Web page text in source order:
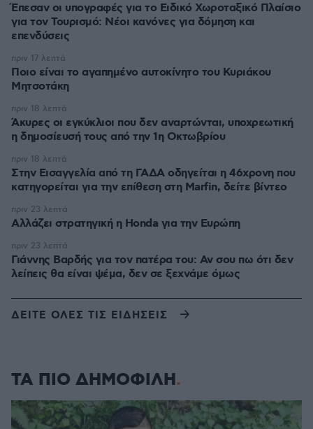
Έπεσαν οι υπογραφές για το Ειδικό Χωροταξικό Πλαίσιο
για τον Τουρισμό: Νέοι κανόνες για δόμηση και
επενδύσεις
Ποιο είναι το αγαπημένο αυτοκίνητο του Κυριάκου
Μητσοτάκη
πριν 17 λεπτά
Άκυρες οι εγκύκλιοι που δεν αναρτώνται, υποχρεωτική
η δημοσίευσή τους από την 1η Οκτωβρίου
πριν 18 λεπτά
Στην Εισαγγελία από τη ΓΑΔΑ οδηγείται η 46χρονη που
κατηγορείται για την επίθεση στη Marfin, δείτε βίντεο
πριν 18 λεπτά
Αλλάζει στρατηγική η Honda για την Ευρώπη
πριν 23 λεπτά
Γιάννης Βαρδής για τον πατέρα του: Αν σου πω ότι δεν
λείπεις θα είναι ψέμα, δεν σε ξεχνάμε όμως
πριν 23 λεπτά
ΔΕΙΤΕ ΟΛΕΣ ΤΙΣ ΕΙΔΗΣΕΙΣ
ΤΑ ΠΙΟ ΔΗΜΟΦΙΛΗ